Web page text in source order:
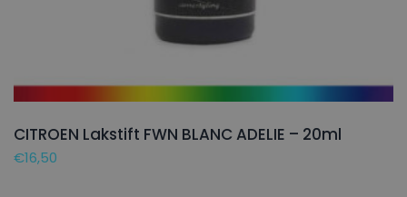
CITROEN Lakstift FWN BLANC ADELIE – 20ml
€16,50